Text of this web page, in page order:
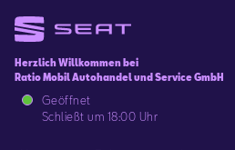
Herzlich Willkommen bei
Ratio Mobil Autohandel und Service GmbH
Geöffnet
Schließt um 18:00 Uhr
Home